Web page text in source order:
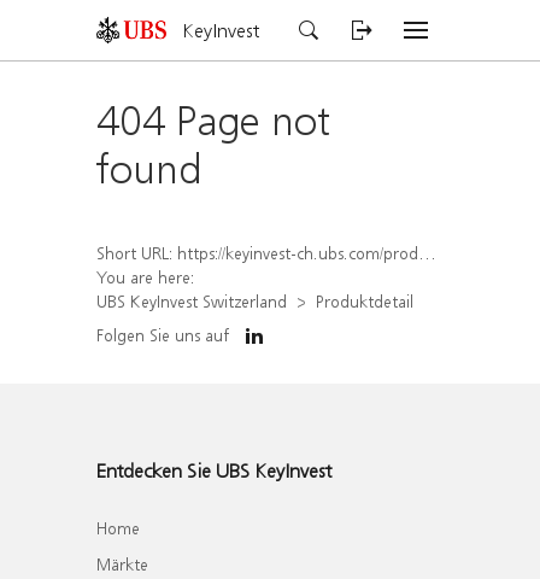
KeyInvest
404 Page not
found
Short URL: https://keyinvest-ch.ubs.com/produkt/detail/index/isin/CH1570364401
You are here:
UBS KeyInvest Switzerland
Produktdetail
Folgen Sie uns auf
Entdecken Sie UBS KeyInvest
Home
Märkte